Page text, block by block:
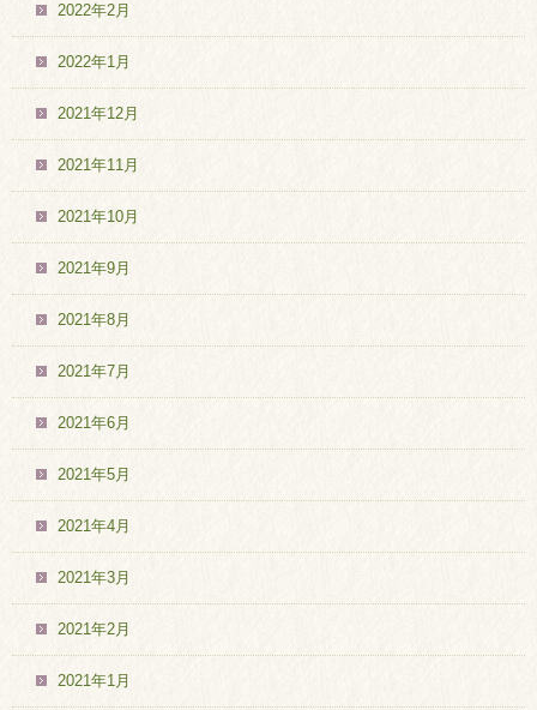
2022年2月
2022年1月
2021年12月
2021年11月
2021年10月
2021年9月
2021年8月
2021年7月
2021年6月
2021年5月
2021年4月
2021年3月
2021年2月
2021年1月